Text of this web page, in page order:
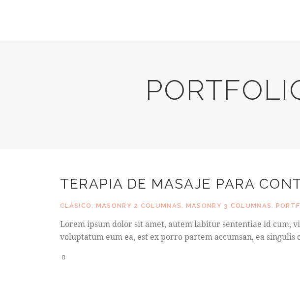
TERAPIA DE MASAJE PARA
CLÁSICO , MASONRY 2 COLUMNAS , MASONRY 3 COLUMNAS ,
Lorem ipsum dolor sit amet, autem labitur sententiae id cum,
voluptatum eum ea, est ex porro partem accumsan, ea